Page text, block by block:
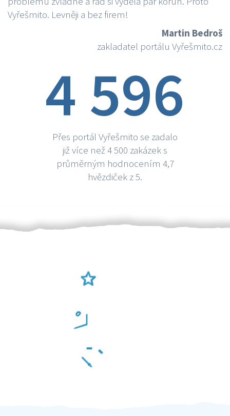
Vyřešmito. Levněji a bez firem!
Martin Bedroš
zakladatel portálu Vyřešmito.cz
4 596
Přes portál Vyřešmito se zadalo
již více než 4 500 zakázek s
průměrným hodnocením 4,7
hvězdiček z 5.